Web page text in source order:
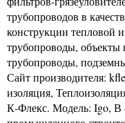
трубопроводов в
конструкции тепловой
трубопроводы,
трубопроводы,
Сайт производителя:
изоляция,
К-Флекс. Модель: Igo, В